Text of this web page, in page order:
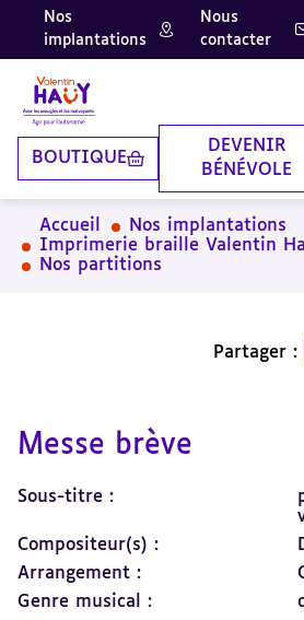
Aller
contenu
principal
Aller
pied
de
page
Aller
la
recherche
Nos
implantations
Nous
contacter
BOUTIQUE
DEVENIR
BÉNÉVOLE
Accueil
Nos implantations
Imprimerie braille Valentin
Nos partitions
Partager :
Messe brève
Sous-titre :
Compositeur(s) :
Arrangement :
Genre musical :